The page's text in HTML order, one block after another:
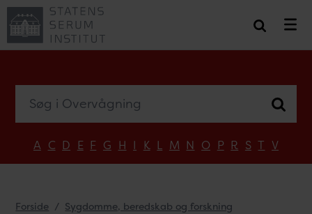
A C D E F G H I K L M N O P R S T V
Forside
Sygdomme, beredskab og forskning